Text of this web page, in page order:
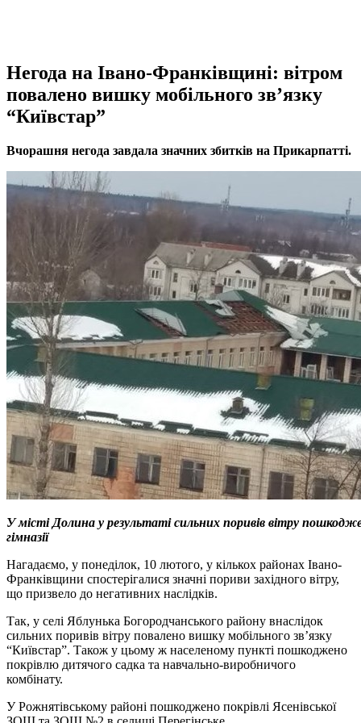
Негода на Івано-Франківщині: вітром
повалено вишку мобільного зв’язку
“Київстар”
Вчорашня негода завдала значних збитків на Прикарпатті.
У місті Долина у результаті сильних поривів вітру
гімназії
Нагадаємо, у понеділок, 10 лютого, у кількох районах Івано-
Франківщини спостерігалися значні пориви західного вітру,
що призвело до негативних наслідків.
Так, у селі Яблунька Богородчанського району внаслідок
сильних поривів вітру повалено вишку мобільного зв’язку
“Київстар”. Також у цьому ж населеному пункті пошкоджено
покрівлю дитячого садка та навчально-виробничого
комбінату.
У Рожнятівському районі пошкоджено покрівлі Ясенівської